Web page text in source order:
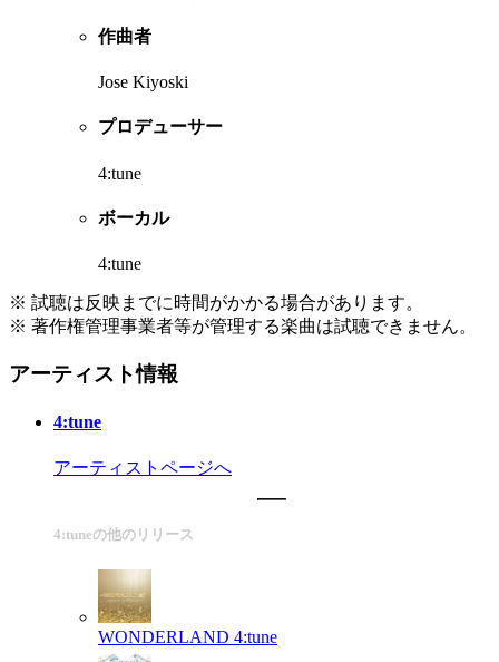
作曲者
Jose Kiyoski
プロデューサー
4:tune
ボーカル
4:tune
※ 試聴は反映までに時間がかかる場合があります。
※ 著作権管理事業者等が管理する楽曲は試聴できません。
アーティスト情報
4:tune
アーティストページへ
4:tuneの他のリリース
WONDERLAND 4:tune